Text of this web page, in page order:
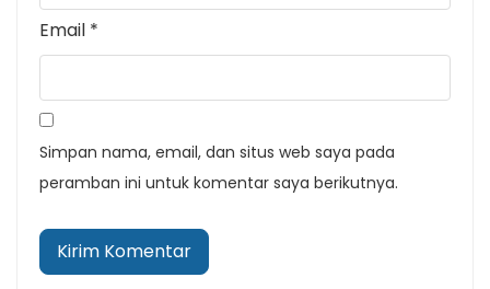
Email *
Simpan nama, email, dan situs web saya pada
peramban ini untuk komentar saya berikutnya.